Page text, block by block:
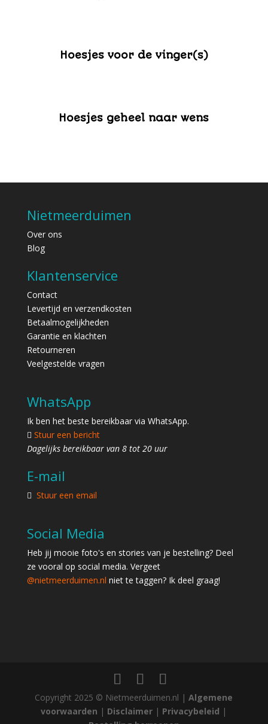
Hoesjes voor de vinger(s)
Hoesjes geheel naar wens
Nietmeerduimen
Over ons
Blog
Klantenservice
Contact
Levertijd en verzendkosten
Betaalmogelijkheden
Garantie en klachten
Retourneren
Veelgestelde vragen
WhatsApp
Ik ben het beste bereikbaar via WhatsApp.
Stuur een bericht
Dagelijks bereikbaar van 8 tot 20 uur
E-mail
Stuur een email
Social Media
Heb jij mooie foto's en stories van je bestelling? Deel
ze vooral op social media. Vergeet
@nietmeerduimen.nl niet te taggen? Ik deel graag!
Copyright 2025 © Nietmeerduimen.nl |Algemene
voorwaarden | Disclaimer | Privacybeleid |